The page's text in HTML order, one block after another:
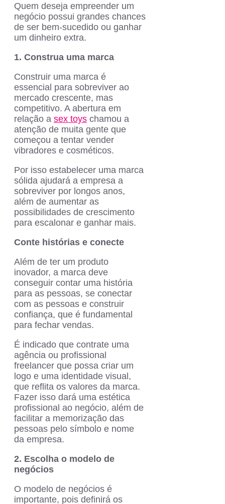
Quem deseja empreender um
negócio possui grandes chances
de ser bem-sucedido ou ganhar
um dinheiro extra.
1. Construa uma marca
Construir uma marca é
essencial para sobreviver ao
mercado crescente, mas
competitivo. A abertura em
relação a sex toys chamou a
atenção de muita gente que
começou a tentar vender
vibradores e cosméticos.
Por isso estabelecer uma marca
sólida ajudará a empresa a
sobreviver por longos anos,
além de aumentar as
possibilidades de crescimento
para escalonar e ganhar mais.
Conte histórias e conecte
Além de ter um produto
inovador, a marca deve
conseguir contar uma história
para as pessoas, se conectar
com as pessoas e construir
confiança, que é fundamental
para fechar vendas.
É indicado que contrate uma
agência ou profissional
freelancer que possa criar um
logo e uma identidade visual,
que reflita os valores da marca.
Fazer isso dará uma estética
profissional ao negócio, além de
facilitar a memorização das
pessoas pelo símbolo e nome
da empresa.
2. Escolha o modelo de
negócios
O modelo de negócios é
importante, pois definirá os